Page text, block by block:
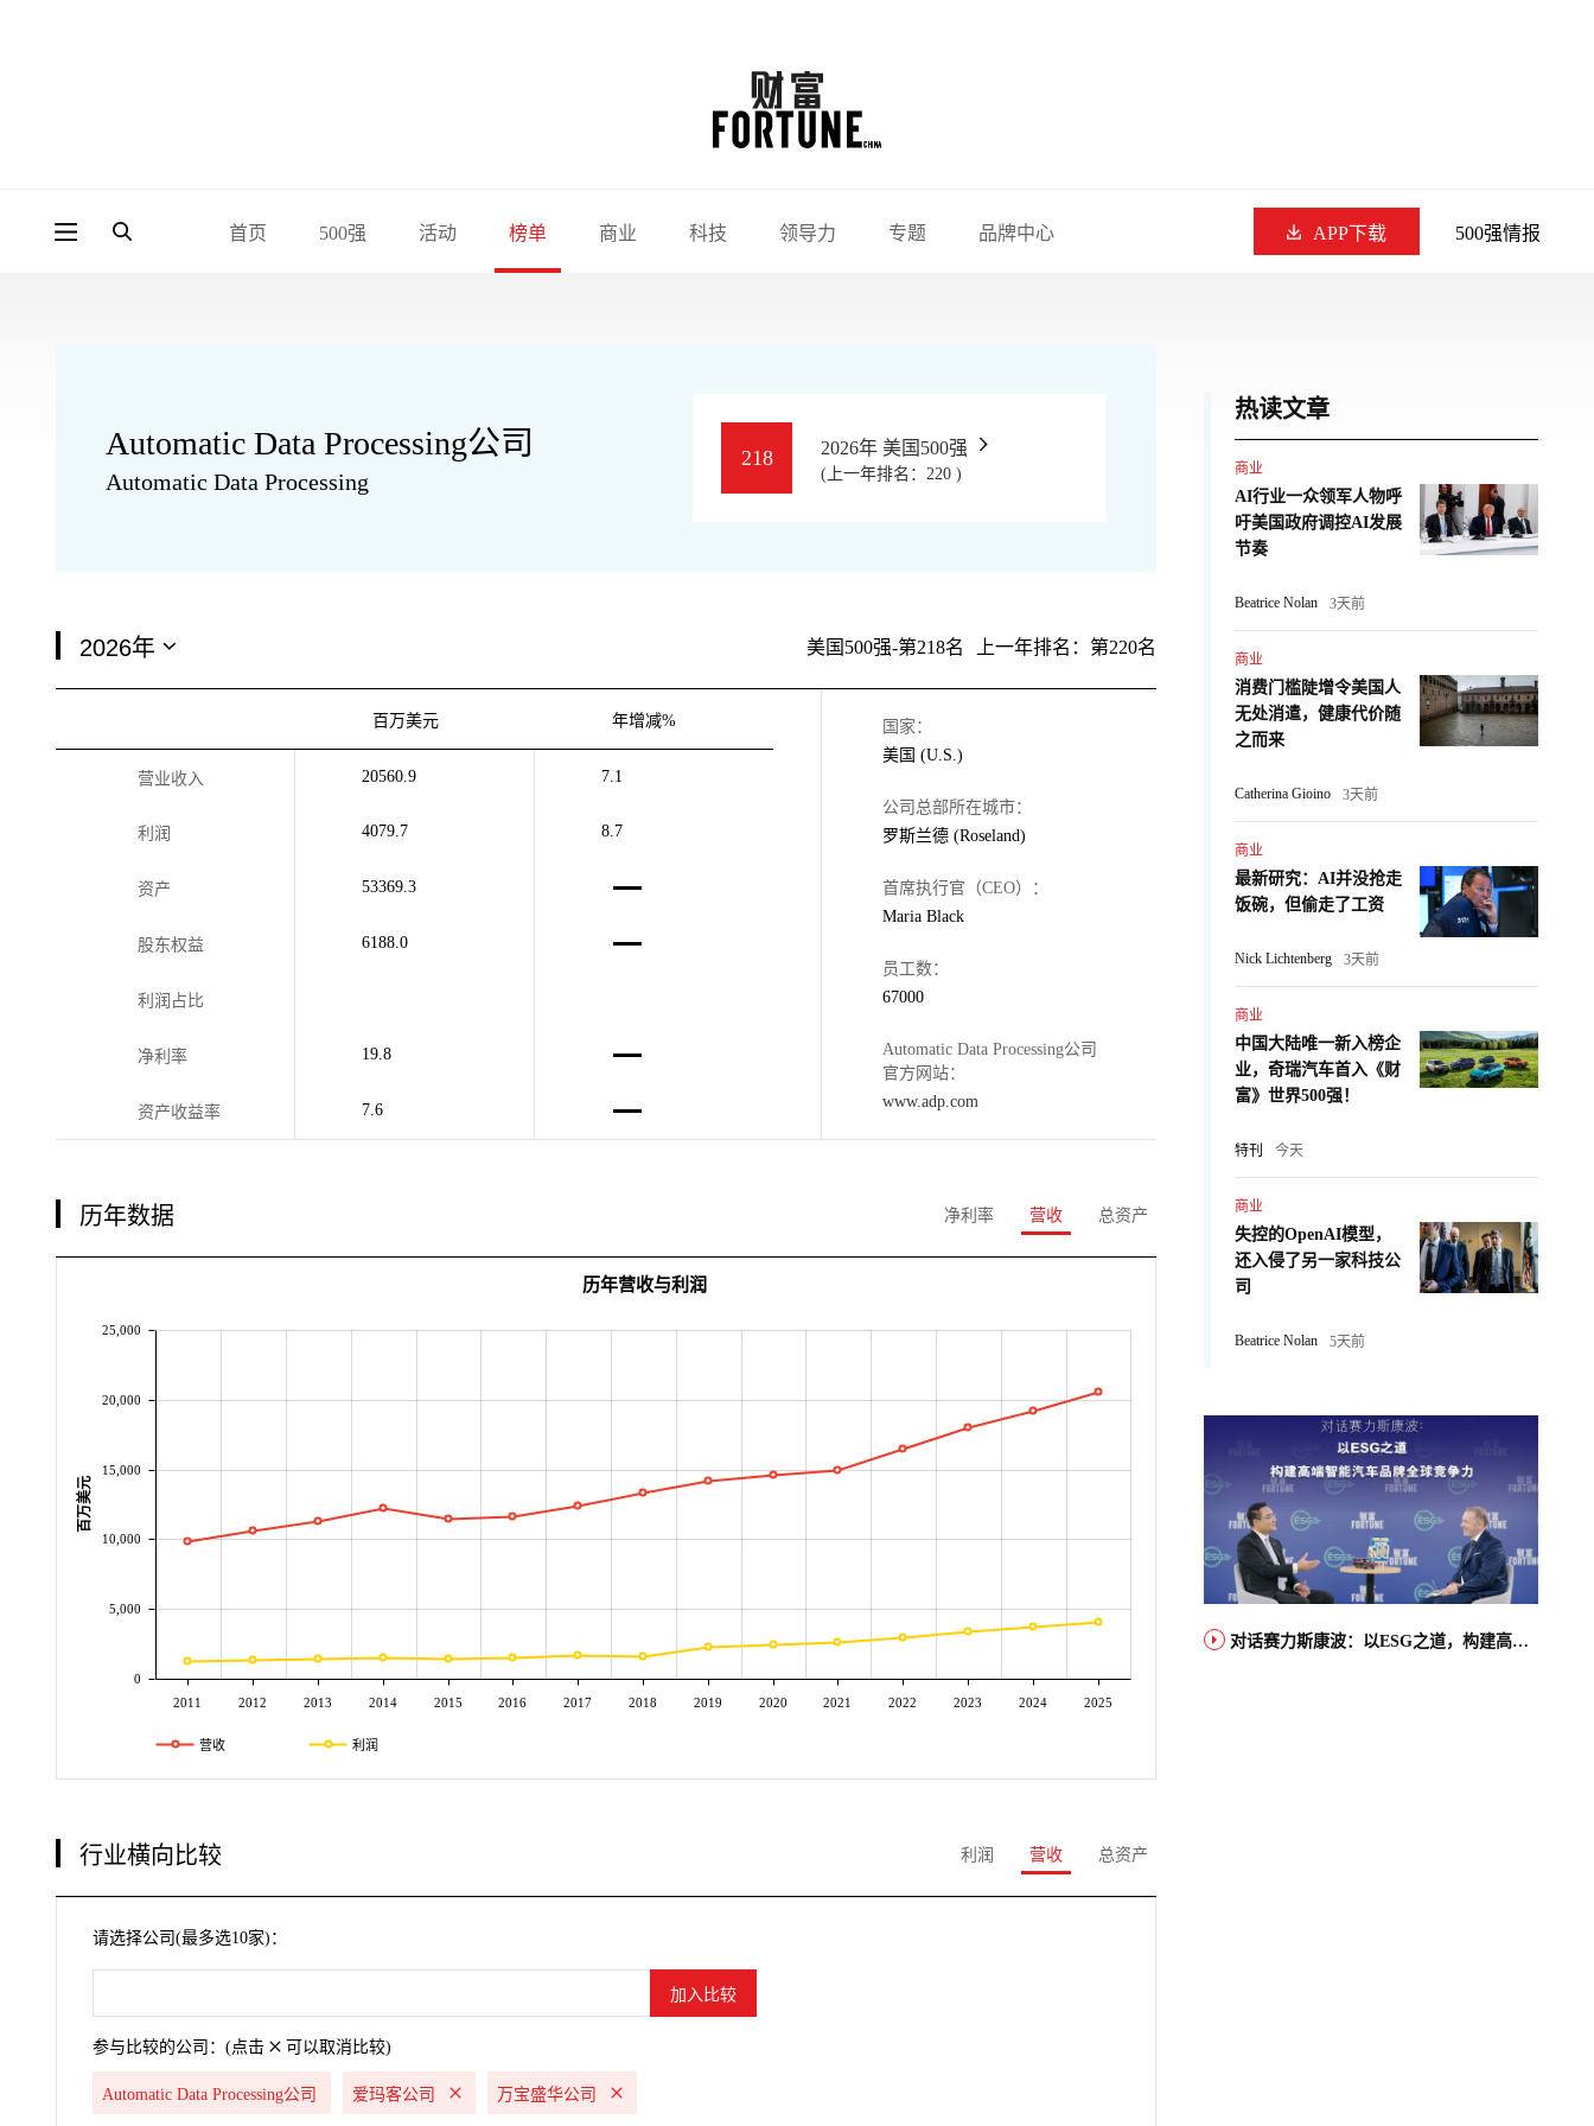
首页 500强 活动 榜单 商业 科技 领导力 专题 品牌中心 APP下载 500强情报
Automatic Data Processing公司
Automatic Data Processing
218 2026年 美国500强
(上一年排名：220 )
美国500强-第218名 上一年排名：第220名
百万美元 年增减%
营业收入 20560.9 7.1
利润 4079.7 8.7
资产 53369.3
股东权益 6188.0
利润占比
净利率 19.8
资产收益率 7.6
国家：
美国 (U.S.)
公司总部所在城市：
罗斯兰德 (Roseland)
首席执行官（CEO）：
Maria Black
员工数：
67000
Automatic Data Processing公司
官方网站：
www.adp.com
历年数据 净利率 营收 总资产
2011 2012 2013 2014 2015 2016 2017 2018 2019 2020 2021 2022 2023 2024 2025
0
5,000
10,000
15,000
20,000
25,000
百万美元
历年营收与利润
营收 利润
行业横向比较 利润 营收 总资产
请选择公司(最多选10家)：
参与比较的公司：(点击 可以取消比较)
Automatic Data Processing公司 爱玛客公司 万宝盛华公司
热读文章
商业
AI行业一众领军人物呼
吁美国政府调控AI发展
节奏
Beatrice Nolan 3天前
商业
消费门槛陡增令美国人
无处消遣，健康代价随
之而来
Catherina Gioino 3天前
商业
最新研究：AI并没抢走
饭碗，但偷走了工资
Nick Lichtenberg 3天前
商业
中国大陆唯一新入榜企
业，奇瑞汽车首入《财
富》世界500强！
特刊 今天
商业
失控的OpenAI模型，
还入侵了另一家科技公
司
Beatrice Nolan 5天前
对话赛力斯康波：以ESG之道，构建高端智能汽车品牌全球竞争力